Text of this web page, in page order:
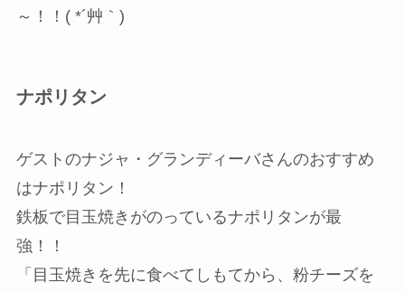
～！！( *´艸｀)
ナポリタン
ゲストのナジャ・グランディーバさんのおすすめ
はナポリタン！
鉄板で目玉焼きがのっているナポリタンが最
強！！
「目玉焼きを先に食べてしもてから、粉チーズを